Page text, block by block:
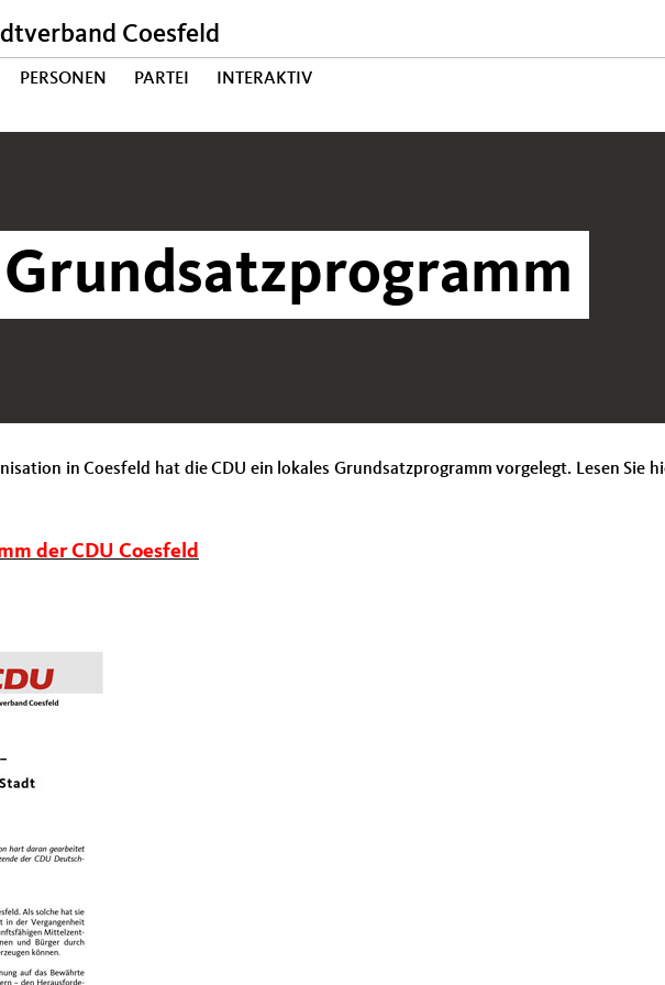
Coesfeld
PERSONEN PARTEI INTERAKTIV
in Coesfeld hat die CDU ein lokales Grundsatzprogramm vorgelegt. Lesen Sie
der CDU Coesfeld